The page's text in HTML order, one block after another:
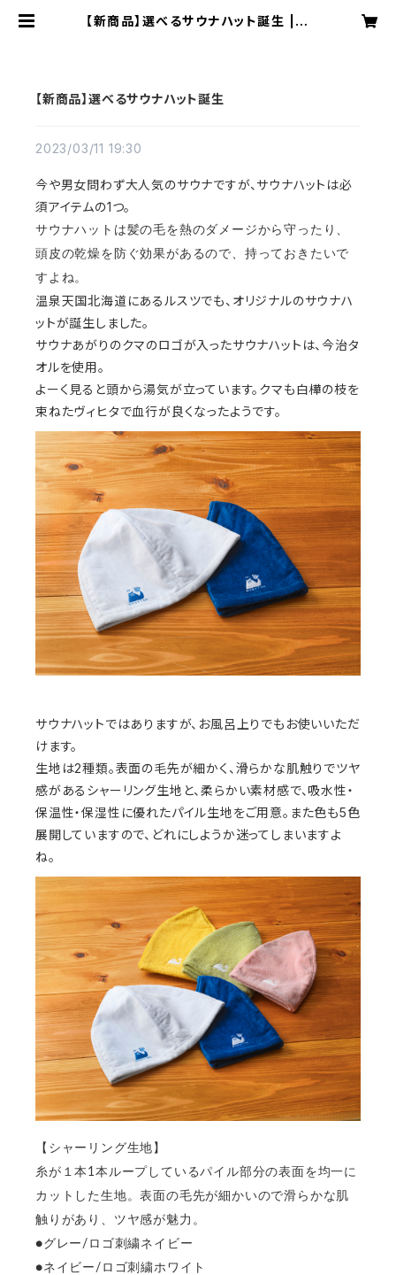
【新商品】選べるサウナハット誕生 | H
【新商品】選べるサウナハット誕生
2023/03/11 19:30
今や男女問わず大人気のサウナですが、サウナハットは必
須アイテムの1つ。
サウナハットは髪の毛を熱のダメージから守ったり、
頭皮の乾燥を防ぐ効果があるので、持っておきたいで
すよね。
温泉天国北海道にあるルスツでも、オリジナルのサウナハ
ットが誕生しました。
サウナあがりのクマのロゴが入ったサウナハットは、今治タ
オルを使用。
よーく見ると頭から湯気が立っています。クマも白樺の枝を
束ねたヴィヒタで血行が良くなったようです。
サウナハットではありますが、お風呂上りでもお使いいただ
けます。
生地は2種類。表面の毛先が細かく、滑らかな肌触りでツヤ
感があるシャーリング生地と、柔らかい素材感で、吸水性・
保温性・保湿性に優れたパイル生地をご用意。また色も5色
展開していますので、どれにしようか迷ってしまいますよ
ね。
【シャーリング生地】
糸が１本1本ループしているパイル部分の表面を均一に
カットした生地。表面の毛先が細かいので滑らかな肌
触りがあり、ツヤ感が魅力。
●グレー/ロゴ刺繍ネ イビー
●ネイビー/ロゴ刺繍ホワイト